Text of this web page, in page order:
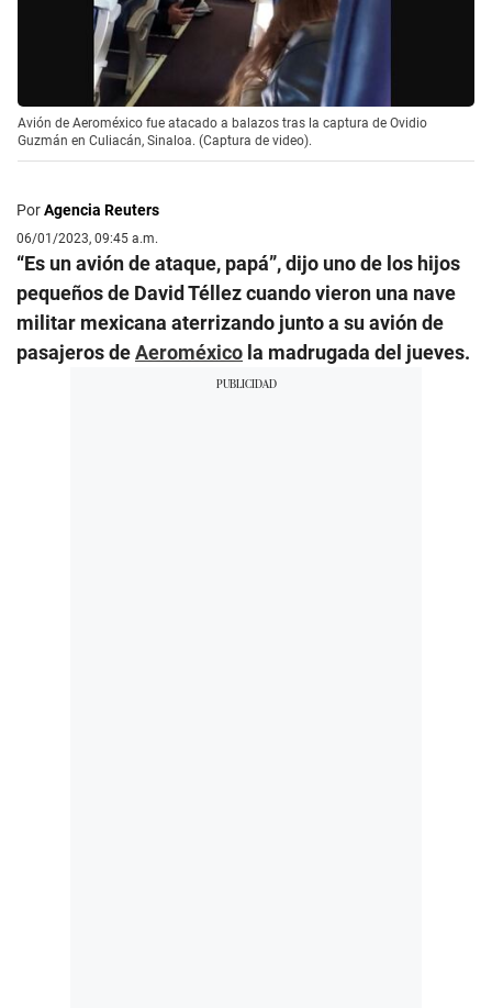
Avión de Aeroméxico fue atacado a balazos tras la captura de Ovidio
Guzmán en Culiacán, Sinaloa. (Captura de video).
PorAgencia Reuters
06/01/2023, 09:45 a.m.
“Es un avión de ataque, papá”, dijo uno de los hijos
pequeños de David Téllez cuando vieron una nave
militar mexicana aterrizando junto a su avión de
pasajeros deAeroméxico la madrugada del jueves.